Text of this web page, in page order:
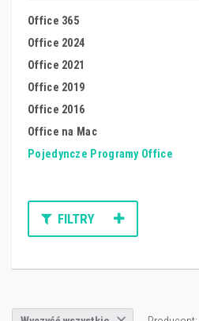
Office 365
Office 2024
Office 2021
Office 2019
Office 2016
Office na Mac
Pojedyncze Programy Office
FILTRY